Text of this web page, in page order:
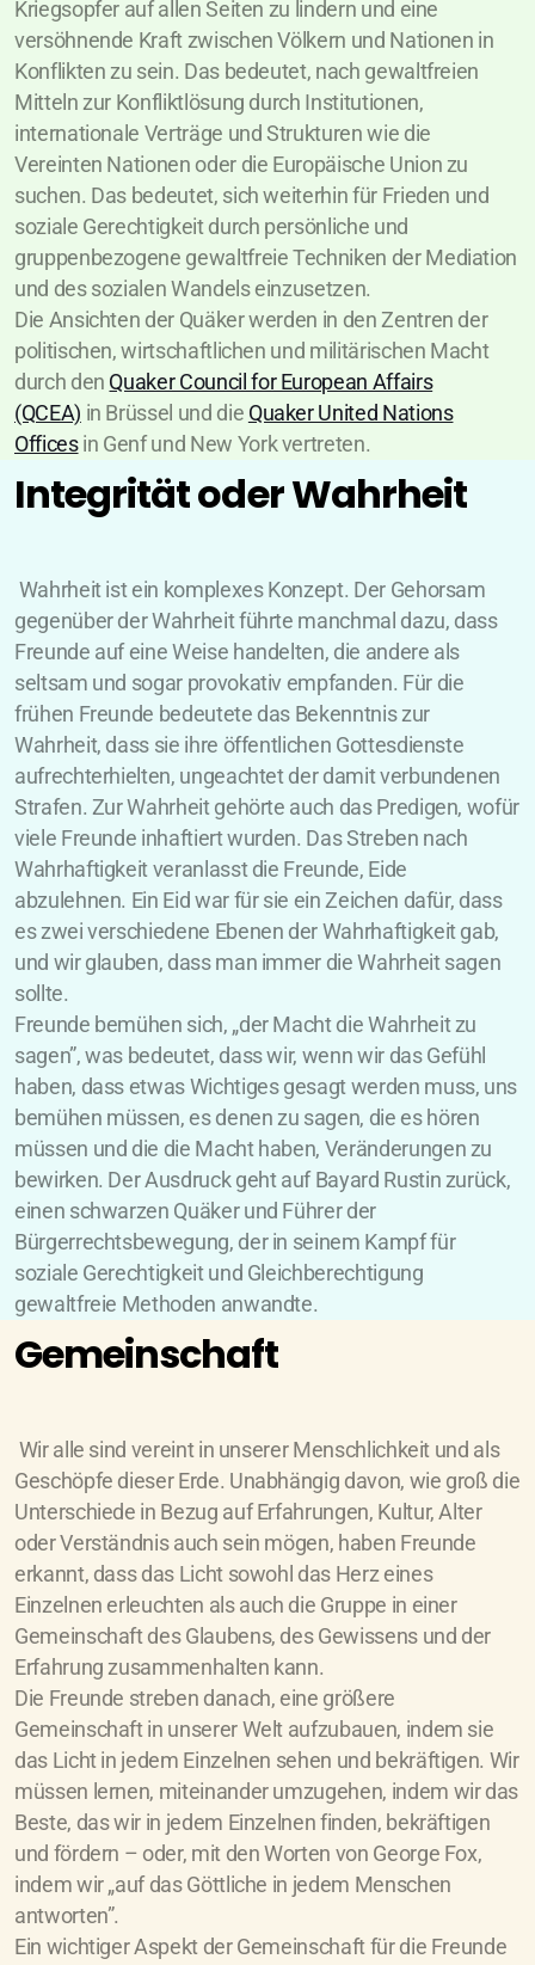
Kriegsopfer auf allen Seiten zu lindern und eine
versöhnende Kraft zwischen Völkern und Nationen in
Konflikten zu sein. Das bedeutet, nach gewaltfreien
Mitteln zur Konfliktlösung durch Institutionen,
internationale Verträge und Strukturen wie die
Vereinten Nationen oder die Europäische Union zu
suchen. Das bedeutet, sich weiterhin für Frieden und
soziale Gerechtigkeit durch persönliche und
gruppenbezogene gewaltfreie Techniken der Mediation
und des sozialen Wandels einzusetzen.
Die Ansichten der Quäker werden in den Zentren der
politischen, wirtschaftlichen und militärischen Macht
durch den Quaker Council for European Affairs
(QCEA) in Brüssel und die Quaker United Nations
Officesin Genf und New York vertreten.
Integrität oder Wahrheit
Wahrheit ist ein komplexes Konzept. Der Gehorsam
gegenüber der Wahrheit führte manchmal dazu, dass
Freunde auf eine Weise handelten, die andere als
seltsam und sogar provokativ empfanden. Für die
frühen Freunde bedeutete das Bekenntnis zur
Wahrheit, dass sie ihre öffentlichen Gottesdienste
aufrechterhielten, ungeachtet der damit verbundenen
Strafen. Zur Wahrheit gehörte auch das Predigen, wofür
viele Freunde inhaftiert wurden. Das Streben nach
Wahrhaftigkeit veranlasst die Freunde, Eide
abzulehnen. Ein Eid war für sie ein Zeichen dafür, dass
es zwei verschiedene Ebenen der Wahrhaftigkeit gab,
und wir glauben, dass man immer die Wahrheit sagen
sollte.
Freunde bemühen sich, „der Macht die Wahrheit zu
sagen”, was bedeutet, dass wir, wenn wir das Gefühl
haben, dass etwas Wichtiges gesagt werden muss, uns
bemühen müssen, es denen zu sagen, die es hören
müssen und die die Macht haben, Veränderungen zu
bewirken. Der Ausdruck geht auf Bayard Rustin zurück,
einen schwarzen Quäker und Führer der
Bürgerrechtsbewegung, der in seinem Kampf für
soziale Gerechtigkeit und Gleichberechtigung
gewaltfreie Methoden anwandte.
Gemeinschaft
Wir alle sind vereint in unserer Menschlichkeit und als
Geschöpfe dieser Erde. Unabhängig davon, wie groß die
Unterschiede in Bezug auf Erfahrungen, Kultur, Alter
oder Verständnis auch sein mögen, haben Freunde
erkannt, dass das Licht sowohl das Herz eines
Einzelnen erleuchten als auch die Gruppe in einer
Gemeinschaft des Glaubens, des Gewissens und der
Erfahrung zusammenhalten kann.
Die Freunde streben danach, eine größere
Gemeinschaft in unserer Welt aufzubauen, indem sie
das Licht in jedem Einzelnen sehen und bekräftigen. Wir
müssen lernen, miteinander umzugehen, indem wir das
Beste, das wir in jedem Einzelnen finden, bekräftigen
und fördern – oder, mit den Worten von George Fox,
indem wir „auf das Göttliche in jedem Menschen
antworten”.
Ein wichtiger Aspekt der Gemeinschaft für die Freunde